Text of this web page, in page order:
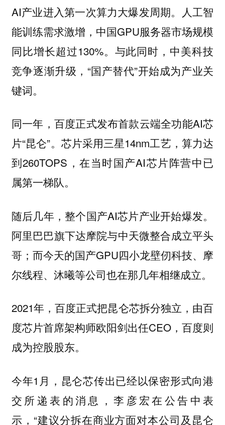
AI产业进入第一次算力大爆发周期。人工智
能训练需求激增，中国GPU服务器市场规模
同比增长超过130%。与此同时，中美科技
竞争逐渐升级，“国产替代”开始成为产业关
键词。
同一年，百度正式发布首款云端全功能AI芯
片“昆仑”。芯片采用三星14nm工艺，算力达
到260TOPS，在当时国产AI芯片阵营中已
属第一梯队。
随后几年，整个国产AI芯片产业开始爆发。
阿里巴巴旗下达摩院与中天微整合成立平头
哥；而今天的国产GPU四小龙壁仞科技、摩
尔线程、沐曦等公司也在那几年相继成立。
2021年，百度正式把昆仑芯拆分独立，由百
度芯片首席架构师欧阳剑出任CEO，百度则
成为控股股东。
今年1月，昆仑芯传出已经以保密形式向港
交所递表的消息，李彦宏在公告中表
示，“建议分拆在商业方面对本公司及昆仑